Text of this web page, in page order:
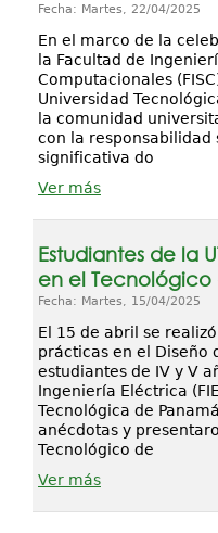
Fecha: Martes, 22/04/2025
En el marco de la
la Facultad de
Computacionales
Universidad
la comunidad
con la responsabilidad
significativa do
Ver más
Estudiantes de la
en el Tecnológico
Fecha: Martes, 15/04/2025
El 15 de abril se
prácticas en el Diseño
estudiantes de IV y V
Ingeniería Eléctrica
Tecnológica de
anécdotas y
Tecnológico de
Ver más